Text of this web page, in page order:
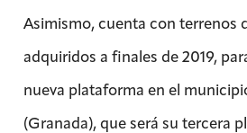
Asimismo, cuenta con terrenos
adquiridos a finales de 2019,
nueva plataforma en el
(Granada), que será su tercera